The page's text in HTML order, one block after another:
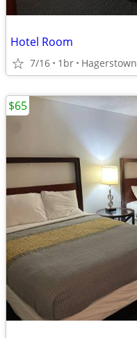
Hotel Room
7/16 1br Hagerstown
$65